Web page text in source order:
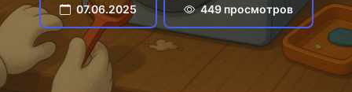
07.06.2025 449 просмотров